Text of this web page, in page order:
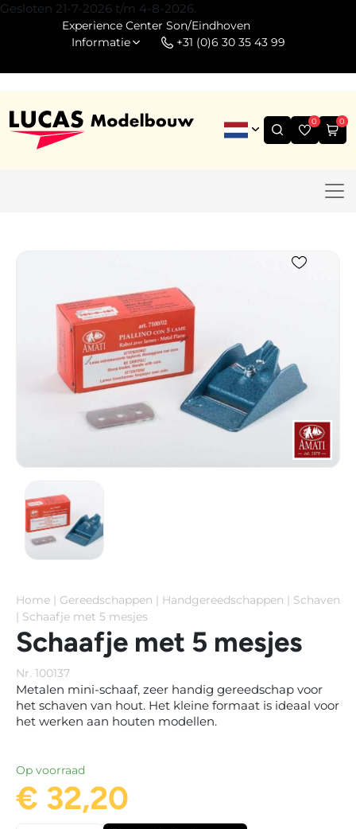
Gesloten 21-7-2026 t/m 4-8-2026.
Experience Center Son/Eindhoven
Informatie
+31 (0)6 30 35 43 99
0 0
Home Gereedschappen Handgereedschappen
Schaven
Schaafje met 5 mesjes
Schaafje met 5 mesjes
Nr. 100137
Metalen mini-schaaf, zeer handig gereedschap voor
het schaven van hout. Het kleine formaat is ideaal voor
het werken aan houten modellen.
Op voorraad
€ 32,20